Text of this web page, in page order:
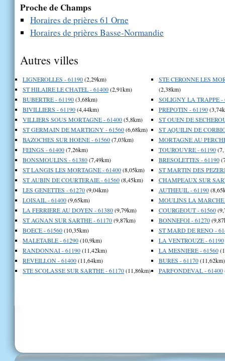
Proche de Champs
Horaires de prières 61 Orne
Horaires de prières Basse-Normandie
Autres villes
LIGNEROLLES - 61190(2,29km)
ST HILAIRE LE CHATEL - 61400(2,91km)
BUBERTRE - 61190(3,68km)
BIVILLIERS - 61190(4,44km)
VILLIERS SOUS MORTAGNE - 61400(5,8km)
ST GERMAIN DE MARTIGNY - 61560(6,68km)
BAZOCHES SUR HOENE - 61560(7,03km)
FEINGS - 61400(7,26km)
BONSMOULINS - 61380(7,49km)
ST LANGIS LES MORTAGNE - 61400(8,05km)
ST AUBIN DE COURTERAIE - 61560(8,45km)
LES GENETTES - 61270(9,04km)
LOISAIL - 61400(9,65km)
LA FERRIERE AU DOYEN - 61380(9,79km)
ST AGNAN SUR SARTHE - 61170(9,87km)
BOECE - 61560(10,35km)
MALETABLE - 61290(10,9km)
RANDONNAI - 61190(11,42km)
REVEILLON - 61400(11,64km)
STE SCOLASSE SUR SARTHE - 61170(11,86km)
STE CERONNE LES
(2,38km)
SOLIGNY LA TRAPPE -
PREPOTIN - 61190
ST OUEN DE
ST AQUILIN DE
MORTAGNE AU
TOUROUVRE - 61190
BRESOLETTES - 61190
ST MARTIN DES
CHAMPEAUX SUR
AUTHEUIL - 61190
MOULINS LA MARCHE
COURGEOUT - 61560
BONNEFOI - 61270
ST MARD DE RENO -
LA VENTROUZE - 61190
LA MESNIERE - 61560
BURES - 61170(11,62km)
PARFONDEVAL - 61400